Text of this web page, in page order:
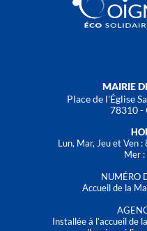
MAIRIE
Place de l'Église
78310 -
Lun, Mar, Jeu et Ven
Mer
NUMÉRO
Accueil de la
Installée à l’accueil de